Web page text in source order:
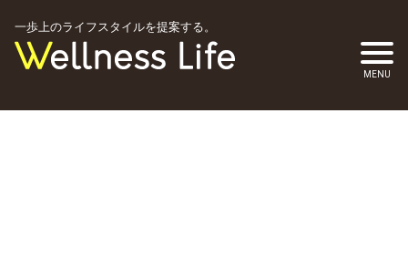
一歩上のライフスタイルを提案する。